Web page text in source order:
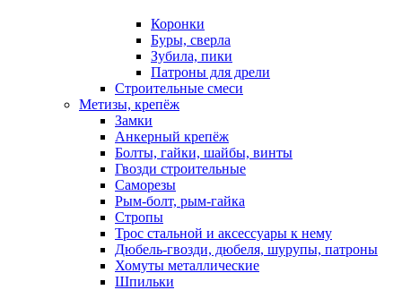
Коронки
Буры, сверла
Зубила, пики
Патроны для дрели
Строительные смеси
Метизы, крепёж
Замки
Анкерный крепёж
Болты, гайки, шайбы, винты
Гвозди строительные
Саморезы
Рым-болт, рым-гайка
Стропы
Трос стальной и аксессуары к нему
Дюбель-гвозди, дюбеля, шурупы, патроны
Хомуты металлические
Шпильки